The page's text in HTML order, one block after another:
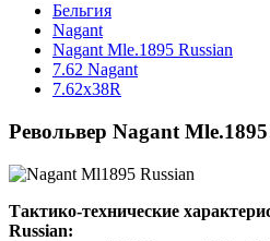
Бельгия
Nagant
Nagant Mle.1895 Russian
7.62 Nagant
7.62х38R
Револьвер Nagant
Тактико-технические
Russian: